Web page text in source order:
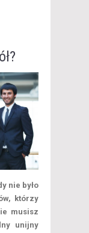
nie było
którzy
musisz
unijny